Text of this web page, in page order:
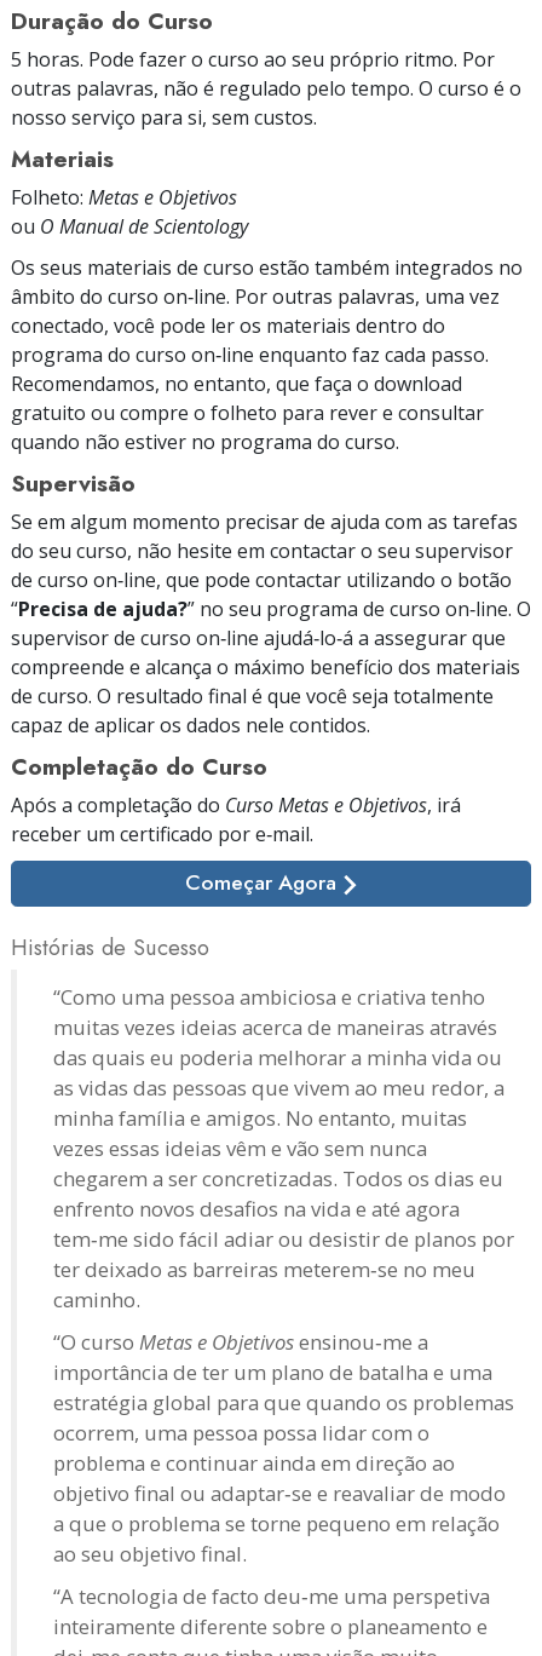
Duração do Curso
5 horas. Pode fazer o curso ao seu próprio ritmo. Por
outras palavras, não é regulado pelo tempo. O curso é o
nosso serviço para si, sem custos.
Materiais
Folheto: Metas e Objetivos
ou O Manual de Scientology
Os seus materiais de curso estão também integrados no
âmbito do curso on‑line. Por outras palavras, uma vez
conectado, você pode ler os materiais dentro do
programa do curso on‑line enquanto faz cada passo.
Recomendamos, no entanto, que faça o download
gratuito ou compre o folheto para rever e consultar
quando não estiver no programa do curso.
Supervisão
Se em algum momento precisar de ajuda com as tarefas
do seu curso, não hesite em contactar o seu supervisor
de curso on‑line, que pode contactar utilizando o botão
“Precisa de ajuda?” no seu programa de curso on‑line. O
supervisor de curso on‑line ajudá‑lo‑á a assegurar que
compreende e alcança o máximo benefício dos materiais
de curso. O resultado final é que você seja totalmente
capaz de aplicar os dados nele contidos.
Completação do Curso
Após a completação do Curso Metas e Objetivos, irá
receber um certificado por e‑mail.
Começar Agora
Histórias de Sucesso
“Como uma pessoa ambiciosa e criativa tenho
muitas vezes ideias acerca de maneiras através
das quais eu poderia melhorar a minha vida ou
as vidas das pessoas que vivem ao meu redor, a
minha família e amigos. No entanto, muitas
vezes essas ideias vêm e vão sem nunca
chegarem a ser concretizadas. Todos os dias eu
enfrento novos desafios na vida e até agora
tem‑me sido fácil adiar ou desistir de planos por
ter deixado as barreiras meterem‑se no meu
caminho.
“O curso Metas e Objetivosensinou‑me a
importância de ter um plano de batalha e uma
estratégia global para que quando os problemas
ocorrem, uma pessoa possa lidar com o
problema e continuar ainda em direção ao
objetivo final ou adaptar‑se e reavaliar de modo
a que o problema se torne pequeno em relação
ao seu objetivo final.
“A tecnologia de facto deu‑me uma perspetiva
inteiramente diferente sobre o planeamento e